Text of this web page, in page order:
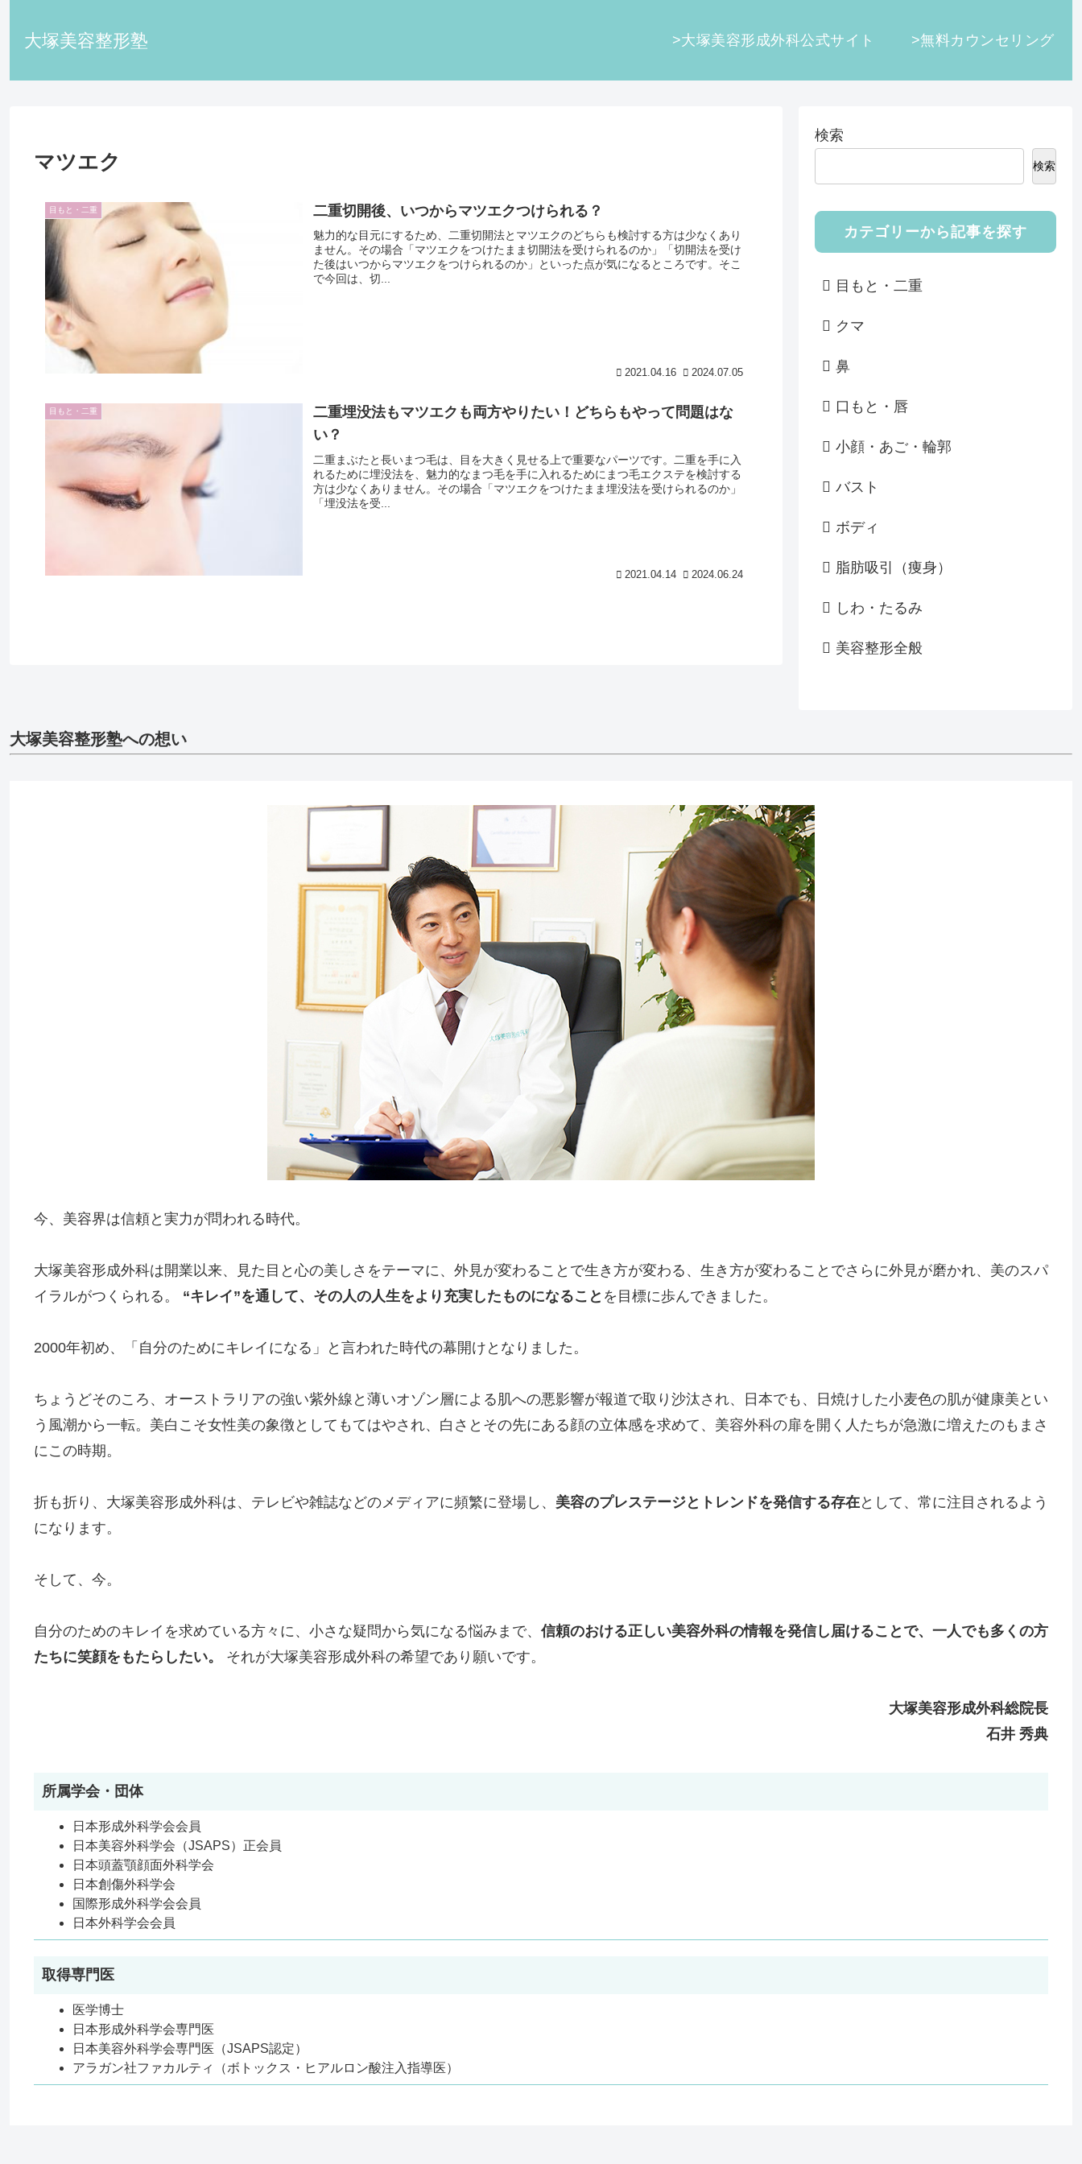
大塚美容整形塾 >大塚美容形成外科公式サイト >無料カウンセリング
マツエク
目もと・二重 二重切開後、いつからマツエクつけられる？
魅力的な目元にするため、二重切開法とマツエクのどちらも検討する方は少なくあり
ません。その場合「マツエクをつけたまま切開法を受けられるのか」「切開法を受け
た後はいつからマツエクをつけられるのか」といった点が気になるところです。そこ
で今回は、切...
2021.04.16 2024.07.05
目もと・二重
二重埋没法もマツエクも両方やりたい！どちらもやって問題はな
い？
二重まぶたと長いまつ毛は、目を大きく見せる上で重要なパーツです。二重を手に入
れるために埋没法を、魅力的なまつ毛を手に入れるためにまつ毛エクステを検討する
方は少なくありません。その場合「マツエクをつけたまま埋没法を受けられるのか」
「埋没法を受...
2021.04.14 2024.06.24
検索
検索
カテゴリーから記事を探す
目もと・二重
クマ
鼻
口もと・唇
小顔・あご・輪郭
バスト
ボディ
脂肪吸引（痩身）
しわ・たるみ
美容整形全般
大塚美容整形塾への想い
今、美容界は信頼と実力が問われる時代。
大塚美容形成外科は開業以来、見た目と心の美しさをテーマに、外見が変わることで生き方が変わる、生き方が変わることでさらに外見が磨かれ、美のスパ
イラルがつくられる。 “キレイ”を通して、その人の人生をより充実したものになること を目標に歩んできました。
2000年初め、「自分のためにキレイになる」と言われた時代の幕開けとなりました。
ちょうどそのころ、オーストラリアの強い紫外線と薄いオゾン層による肌への悪影響が報道で取り沙汰され、日本でも、日焼けした小麦色の肌が健康美とい
う風潮から一転。美白こそ女性美の象徴としてもてはやされ、白さとその先にある顔の立体感を求めて、美容外科の扉を開く人たちが急激に増えたのもまさ
にこの時期。
折も折り、大塚美容形成外科は、テレビや雑誌などのメディアに頻繁に登場し、 美容のプレステージとトレンドを発信する存在として、常に注目されるよう
になります。
そして、今。
自分のためのキレイを求めている方々に、小さな疑問から気になる悩みまで、 信頼のおける正しい美容外科の情報を発信し届けることで、一人でも多くの方
たちに笑顔をもたらしたい。
それが大塚美容形成外科の希望であり願いです。
大塚美容形成外科総院長
石井 秀典
所属学会・団体
日本形成外科学会会員
日本美容外科学会（JSAPS）正会員
日本頭蓋顎顔面外科学会
日本創傷外科学会
国際形成外科学会会員
日本外科学会会員
取得専門医
医学博士
日本形成外科学会専門医
日本美容外科学会専門医（JSAPS認定）
アラガン社ファカルティ（ボトックス・ヒアルロン酸注入指導医）